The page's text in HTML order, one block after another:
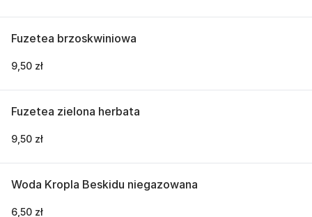
Fuzetea brzoskwiniowa
9,50 zł
Fuzetea zielona herbata
9,50 zł
Woda Kropla Beskidu niegazowana
6,50 zł